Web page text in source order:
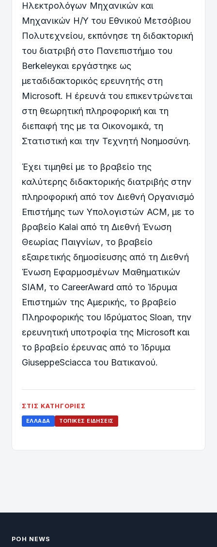
Ηλεκτρολόγων Μηχανικών και
Μηχανικών Η/Υ του Εθνικού Μετσόβιου
Πολυτεχνείου, εκπόνησε τη διδακτορική
του διατριβή στο Πανεπιστήμιο του
Berkeleyκαι εργάστηκε ως
μεταδιδακτορικός ερευνητής στη
Microsoft. Η έρευνά του επικεντρώνεται
στη θεωρητική πληροφορική και τη
διεπαφή της με τα Οικονομικά, τη
Στατιστική και την Τεχνητή Νοημοσύνη.
Έχει τιμηθεί με το βραβείο της
καλύτερης διδακτορικής διατριβής στην
πληροφορική από τον Διεθνή Οργανισμό
Επιστήμης των Υπολογιστών ACM, με το
βραβείο Kalai από τη Διεθνή Ένωση
Θεωρίας Παιγνίων, το βραβείο
εξαιρετικής δημοσίευσης από τη Διεθνή
Ένωση Εφαρμοσμένων Μαθηματικών
SIAM, το CareerAward από το Ίδρυμα
Επιστημών της Αμερικής, το βραβείο
Πληροφορικής του Ιδρύματος Sloan, την
ερευνητική υποτροφία της Microsoft και
το βραβείο έρευνας από το Ίδρυμα
GiuseppeSciacca του Βατικανού.
ΣΤΙΣ ΚΑΤΗΓΟΡΊΕΣ
ΕΛΛΆΔΑ ΤΟΠΙΚΈΣ ΕΙΔΉΣΕΙΣ
ΡΟΗ NEWS